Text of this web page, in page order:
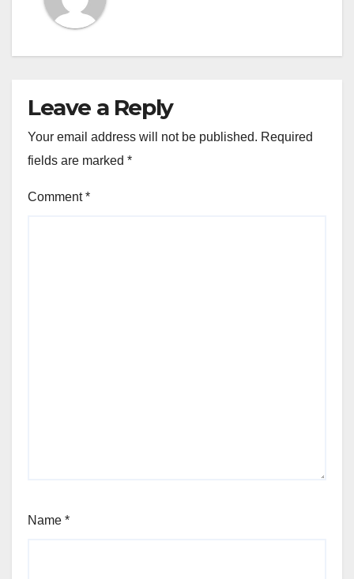
Leave a Reply
Your email address will not be published. Required
fields are marked *
Comment*
Name *